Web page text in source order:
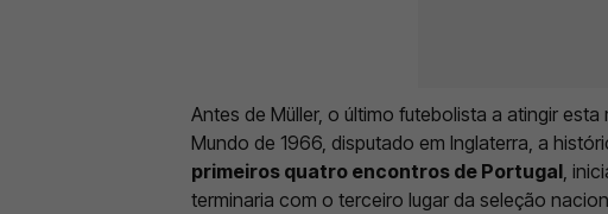
Antes de Müller, o último futebolista a atingir
Mundo de 1966, disputado em Inglaterra, a
primeiros quatro encontros de Portugal ,
terminaria com o terceiro lugar da seleção